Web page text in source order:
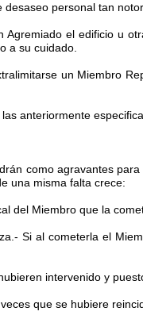
personal tan
el edificio u
a su cuidado.
un Miembro
anteriormente
como agravantes
una misma falta crece:
del Miembro que la
Si al cometerla el
intervenido y
que se hubiere